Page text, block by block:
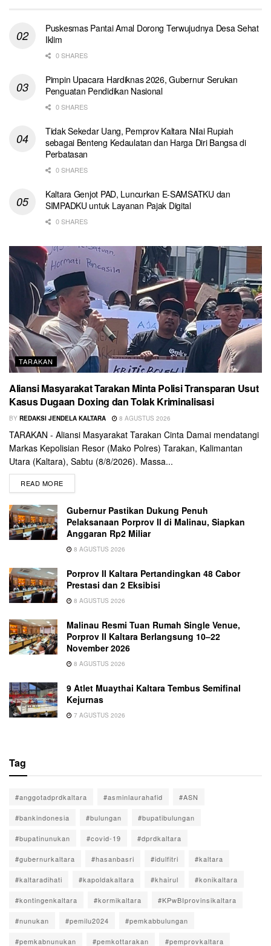
Puskesmas Pantai Amal Dorong Terwujudnya Desa Sehat
Iklim
0 SHARES
Pimpin Upacara Hardiknas 2026, Gubernur Serukan
Penguatan Pendidikan Nasional
0 SHARES
Tidak Sekedar Uang, Pemprov Kaltara Nilai Rupiah
sebagai Benteng Kedaulatan dan Harga Diri Bangsa di
Perbatasan
0 SHARES
Kaltara Genjot PAD, Luncurkan E-SAMSATKU dan
SIMPADKU untuk Layanan Pajak Digital
0 SHARES
TARAKAN
Aliansi Masyarakat Tarakan Minta Polisi Transparan Usut
Kasus Dugaan Doxing dan Tolak Kriminalisasi
BY REDAKSI JENDELA KALTARA 8 AGUSTUS 2026
TARAKAN - Aliansi Masyarakat Tarakan Cinta Damai mendatangi
Markas Kepolisian Resor (Mako Polres) Tarakan, Kalimantan
Utara (Kaltara), Sabtu (8/8/2026). Massa...
READ MORE
Gubernur Pastikan Dukung Penuh
Pelaksanaan Porprov II di Malinau, Siapkan
Anggaran Rp2 Miliar
8 AGUSTUS 2026
Porprov II Kaltara Pertandingkan 48 Cabor
Prestasi dan 2 Eksibisi
8 AGUSTUS 2026
Malinau Resmi Tuan Rumah Single Venue,
Porprov II Kaltara Berlangsung 10–22
November 2026
8 AGUSTUS 2026
9 Atlet Muaythai Kaltara Tembus Semifinal
Kejurnas
7 AGUSTUS 2026
Tag
#anggotadprdkaltara #asminlaurahafid #ASN
#bankindonesia #bulungan #bupatibulungan
#bupatinunukan #covid-19 #dprdkaltara
#gubernurkaltara #hasanbasri #idulfitri #kaltara
#kaltaradihati #kapoldakaltara #khairul #konikaltara
#kontingenkaltara #kormikaltara #KPwBIprovinsikaltara
#nunukan #pemilu2024 #pemkabbulungan
#pemkabnunukan #pemkottarakan #pemprovkaltara